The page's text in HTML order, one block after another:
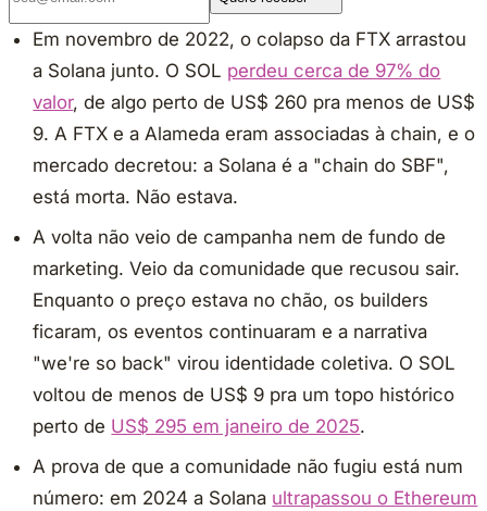
Em novembro de 2022, o colapso da FTX arrastou
a Solana junto. O SOL perdeu cerca de 97% do
valor, de algo perto de US$ 260 pra menos de US$
9. A FTX e a Alameda eram associadas à chain, e o
mercado decretou: a Solana é a "chain do SBF",
está morta. Não estava.
A volta não veio de campanha nem de fundo de
marketing. Veio da comunidade que recusou sair.
Enquanto o preço estava no chão, os builders
ficaram, os eventos continuaram e a narrativa
"we're so back" virou identidade coletiva. O SOL
voltou de menos de US$ 9 pra um topo histórico
perto de US$ 295 em janeiro de 2025.
A prova de que a comunidade não fugiu está num
número: em 2024 a Solana ultrapassou o Ethereum